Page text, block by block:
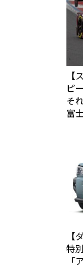
【
ピ
そ
富
特
「